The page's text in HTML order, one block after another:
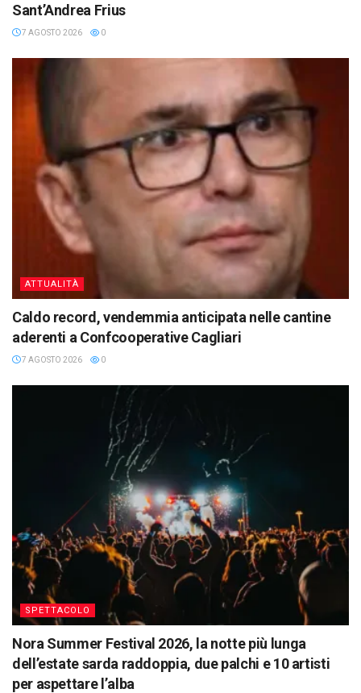
Sant’Andrea Frius
7 AGOSTO 2026 0
ATTUALITÀ
Caldo record, vendemmia anticipata nelle cantine
aderenti a Confcooperative Cagliari
7 AGOSTO 2026 0
SPETTACOLO
Nora Summer Festival 2026, la notte più lunga
dell’estate sarda raddoppia, due palchi e 10 artisti
per aspettare l’alba